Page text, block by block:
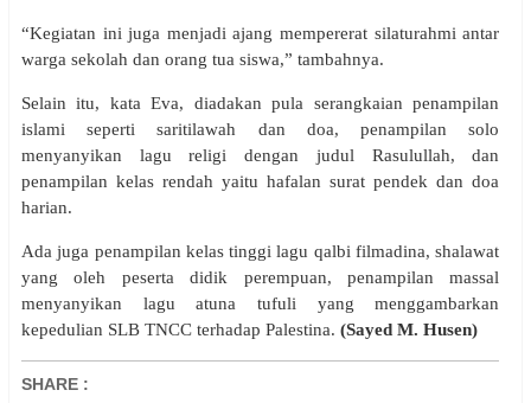
“Kegiatan ini juga menjadi ajang mempererat silaturahmi antar
warga sekolah dan orang tua siswa,” tambahnya.
Selain itu, kata Eva, diadakan pula serangkaian penampilan
islami seperti saritilawah dan doa, penampilan solo
menyanyikan lagu religi dengan judul Rasulullah, dan
penampilan kelas rendah yaitu hafalan surat pendek dan doa
harian.
Ada juga penampilan kelas tinggi lagu qalbi filmadina, shalawat
yang oleh peserta didik perempuan, penampilan massal
menyanyikan lagu atuna tufuli yang menggambarkan
kepedulian SLB TNCC terhadap Palestina. (Sayed M. Husen)
SHARE :